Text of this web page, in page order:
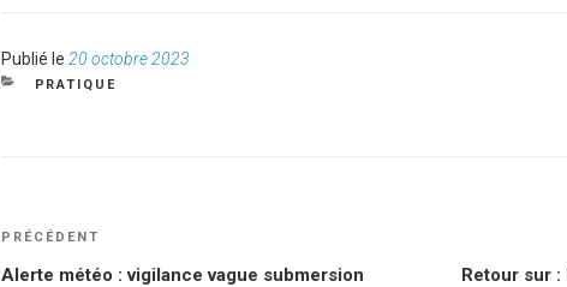
Publié le Publié
le
20 octobre 2023
CATÉGORIES
PRATIQUE
NAVIGATION
DE
Article
PRÉCÉDENT
Alerte météo : vigilance vague submersion
Retour sur